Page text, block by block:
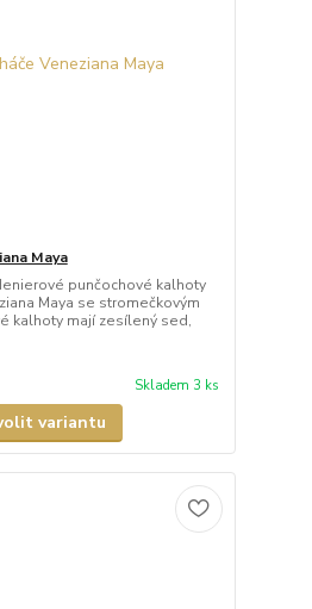
Maya
punčochové kalhoty
Maya se stromečkovým
kalhoty mají zesílený sed,
Skladem 3 ks
variantu